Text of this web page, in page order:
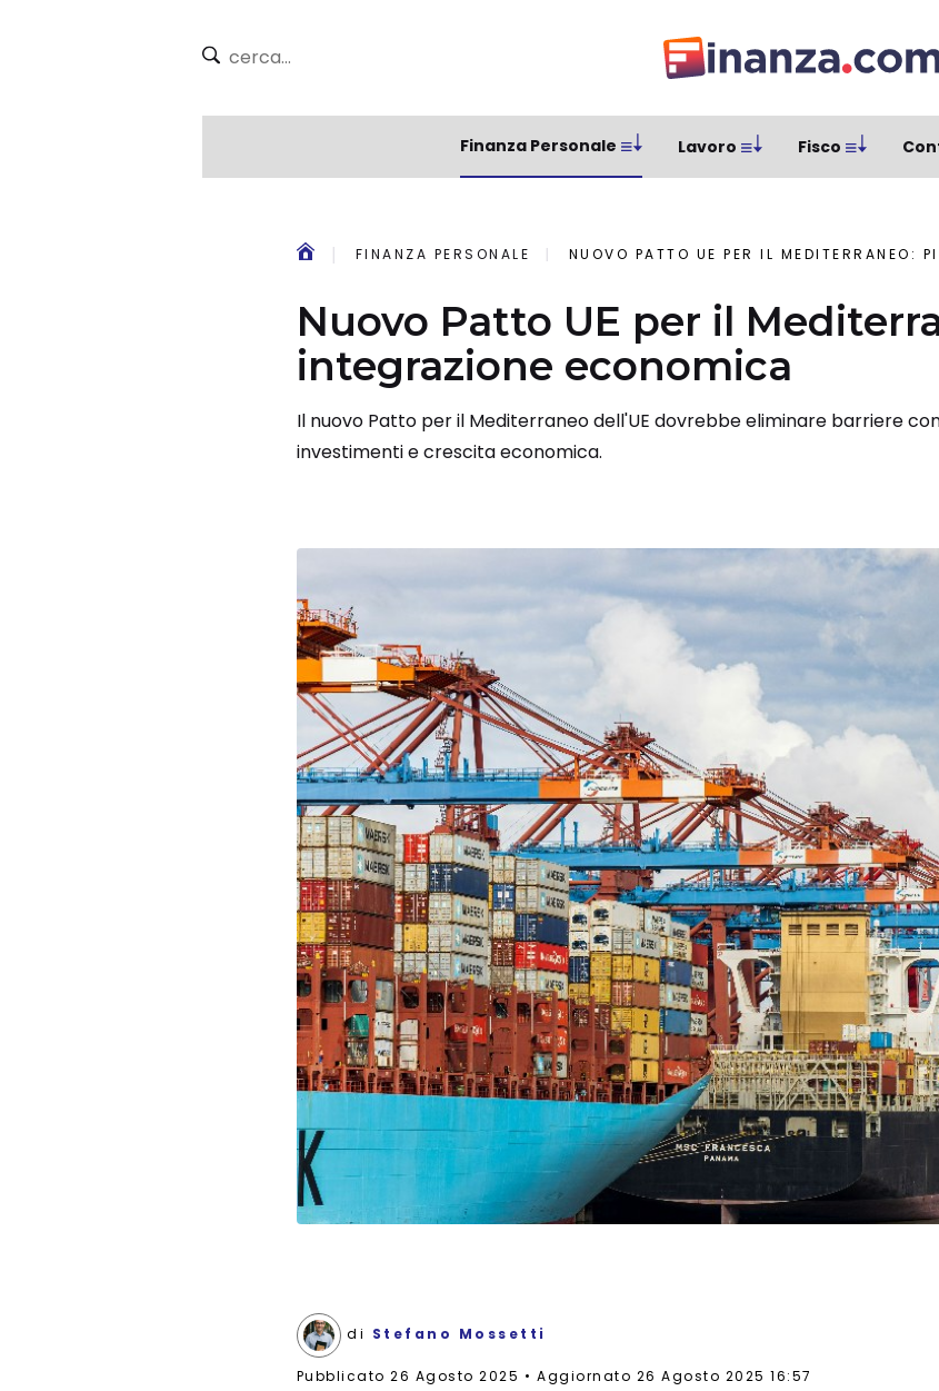
Finanza Personale Lavoro Fisco
FINANZA PERSONALE NUOVO PATTO UE PER IL MEDITERRANEO:
Nuovo Patto UE per il
integrazione economica
Il nuovo Patto per il Mediterraneo dell'UE dovrebbe eliminare barriere
investimenti e crescita economica.
di Stefano Mossetti
Pubblicato26 Agosto 2025 Aggiornato 26 Agosto 2025 16:57